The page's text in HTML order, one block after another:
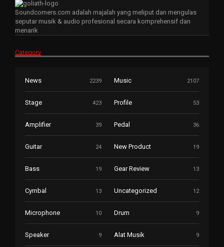
Soundcorners.com adalah majalah yang meliput dan mengulas
seputar musik & audio profesional secara komprehensif dan
menarik
Category
News 2239 Music 2107
Stage 423 Profile 53
Amplifier 39 Pedal 36
Guitar 24 New Product 19
Bass 19 Gear Review 13
Cymbal 13 Uncategorized 12
Microphone 10 Drum 9
Speaker 9 Alat Musik 9